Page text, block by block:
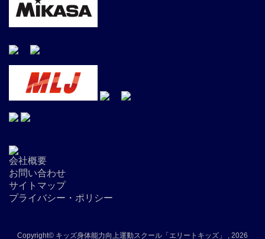
会社概要
お問い合わせ
サイトマップ
プライバシー・ポリシー
Copyright© キッズ身体能力向上運動スクール「エリートキッズ」 , 2026